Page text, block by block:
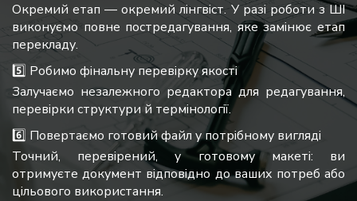
Окремий етап — окремий лінгвіст. У разі роботи з ШІ
виконуємо повне постредагування, яке замінює етап
перекладу.
5️⃣ Робимо фінальну перевірку якості
Залучаємо незалежного редактора для редагування,
перевірки структури й термінології.
6️⃣ Повертаємо готовий файл у потрібному вигляді
Точний, перевірений, у готовому макеті: ви
отримуєте документ відповідно до ваших потреб або
цільового використання.